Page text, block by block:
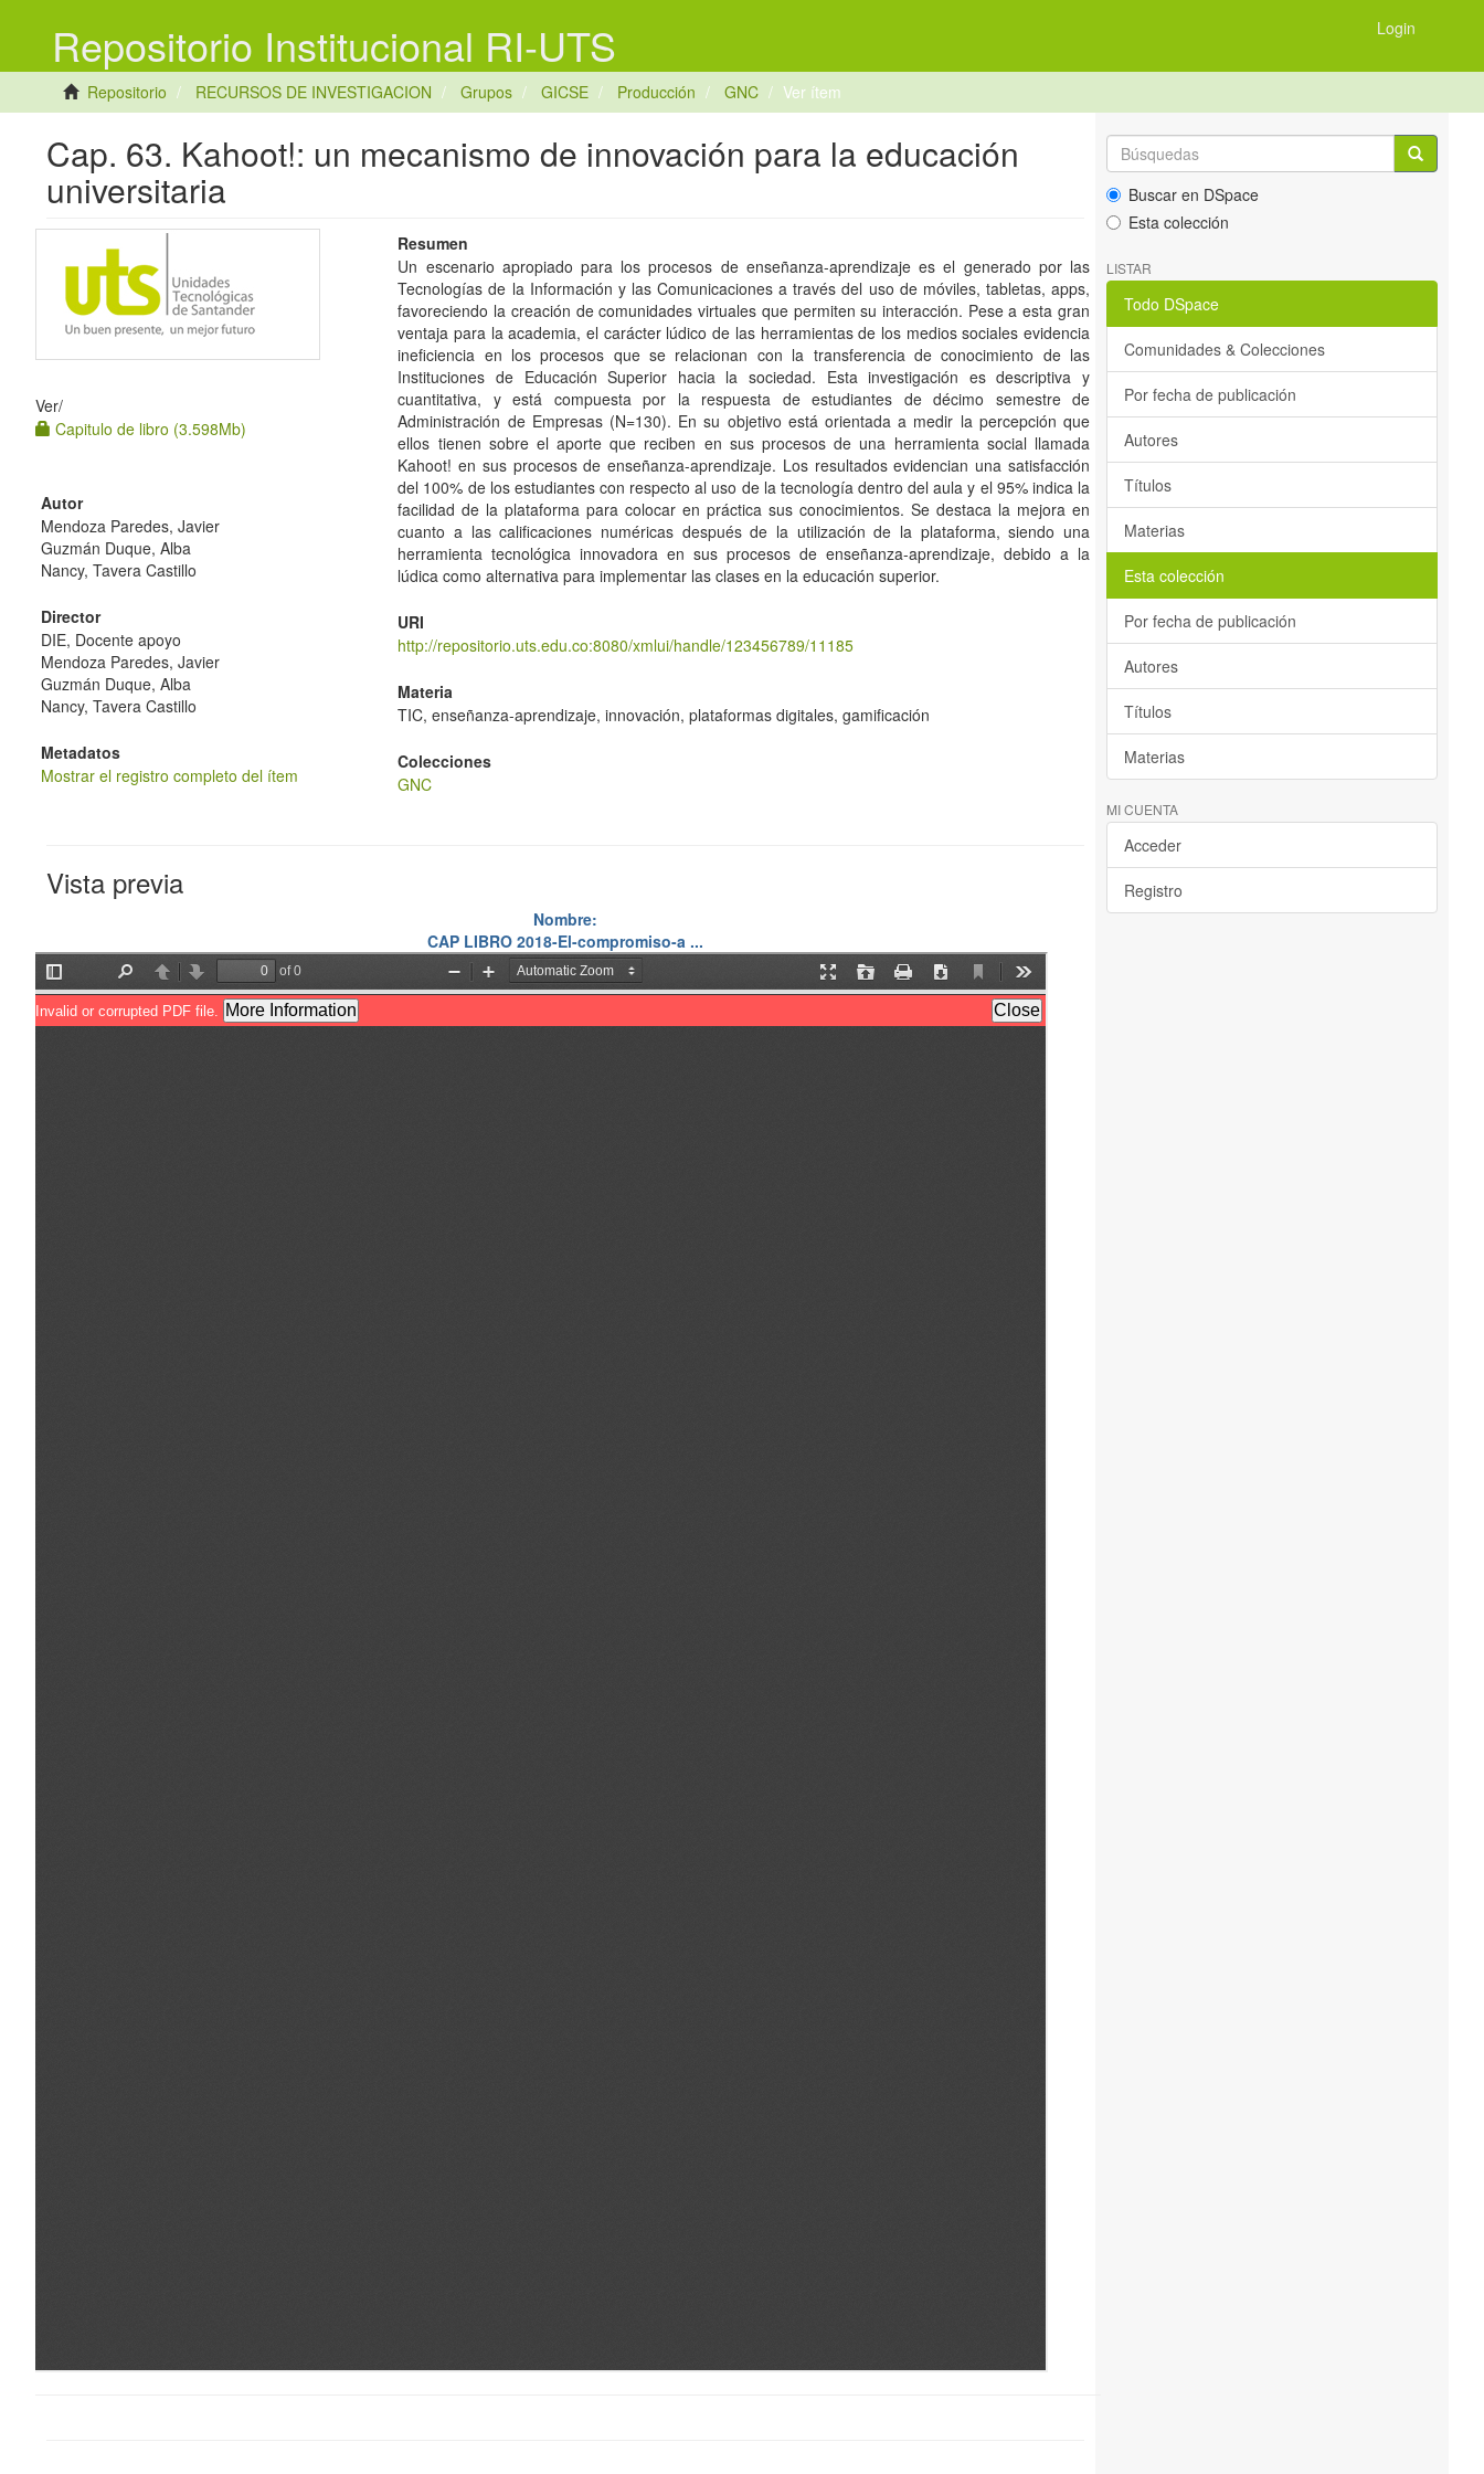
Repositorio Institucional RI-UTS Login
Repositorio RECURSOS DE INVESTIGACION Grupos GICSE Producción GNC Ver ítem
Cap. 63. Kahoot!: un mecanismo de innovación para la educación
universitaria
Ver/
Capitulo de libro (3.598Mb)
Autor
Mendoza Paredes, Javier
Guzmán Duque, Alba
Nancy, Tavera Castillo
Director
DIE, Docente apoyo
Mendoza Paredes, Javier
Guzmán Duque, Alba
Nancy, Tavera Castillo
Metadatos
Mostrar el registro completo del ítem
Resumen
Un escenario apropiado para los procesos de enseñanza-aprendizaje es el generado por las
Tecnologías de la Información y las Comunicaciones a través del uso de móviles, tabletas, apps,
favoreciendo la creación de comunidades virtuales que permiten su interacción. Pese a esta gran
ventaja para la academia, el carácter lúdico de las herramientas de los medios sociales evidencia
ineficiencia en los procesos que se relacionan con la transferencia de conocimiento de las
Instituciones de Educación Superior hacia la sociedad. Esta investigación es descriptiva y
cuantitativa, y está compuesta por la respuesta de estudiantes de décimo semestre de
Administración de Empresas (N=130). En su objetivo está orientada a medir la percepción que
ellos tienen sobre el aporte que reciben en sus procesos de una herramienta social llamada
Kahoot! en sus procesos de enseñanza-aprendizaje. Los resultados evidencian una satisfacción
del 100% de los estudiantes con respecto al uso de la tecnología dentro del aula y el 95% indica la
facilidad de la plataforma para colocar en práctica sus conocimientos. Se destaca la mejora en
cuanto a las calificaciones numéricas después de la utilización de la plataforma, siendo una
herramienta tecnológica innovadora en sus procesos de enseñanza-aprendizaje, debido a la
lúdica como alternativa para implementar las clases en la educación superior.
URI
http://repositorio.uts.edu.co:8080/xmlui/handle/123456789/11185
Materia
TIC, enseñanza-aprendizaje, innovación, plataformas digitales, gamificación
Colecciones
GNC
Vista previa
Nombre:
CAP LIBRO 2018-El-compromiso-a ...
Buscar en DSpace
Esta colección
LISTAR
Todo DSpace
Comunidades & Colecciones
Por fecha de publicación
Autores
Títulos
Materias
Esta colección
Por fecha de publicación
Autores
Títulos
Materias
MI CUENTA
Acceder
Registro